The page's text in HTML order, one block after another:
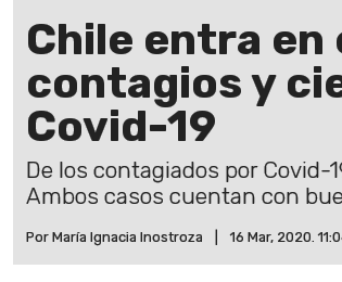
Chile entra en
contagios y
Covid-19
De los contagiados por Covid-
Ambos casos cuentan con
Por María Ignacia Inostroza 16 Mar, 2020.